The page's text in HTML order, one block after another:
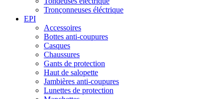
Tronçonneuses éléctrique
EPI
Accessoires
Bottes anti-coupures
Casques
Chaussures
Gants de protection
Haut de salopette
Jambières anti-coupures
Lunettes de protection